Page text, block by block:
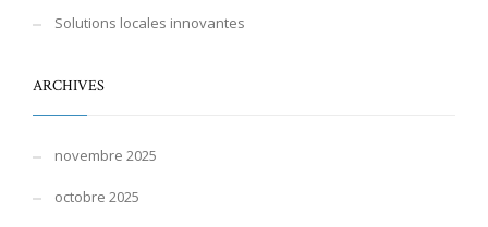
Solutions locales innovantes
ARCHIVES
novembre 2025
octobre 2025